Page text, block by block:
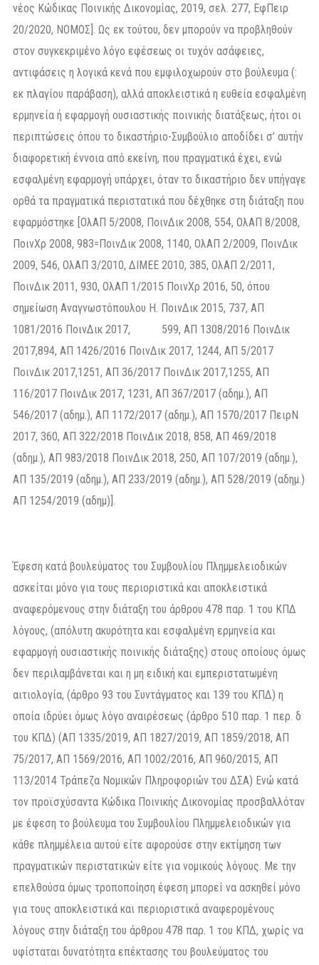
νέος Κώδικας Ποινικής Δικονομίας, 2019, σελ. 277, ΕφΠειρ
20/2020, ΝΟΜΟΣ]. Ως εκ τούτου, δεν μπορούν να προβληθούν
στον συγκεκριμένο λόγο εφέσεως οι τυχόν ασάφειες,
αντιφάσεις η λογικά κενά που εμφιλοχωρούν στο βούλευμα (:
εκ πλαγίου παράβαση), αλλά αποκλειστικά η ευθεία εσφαλμένη
ερμηνεία ή εφαρμογή ουσιαστικής ποινικής διατάξεως, ήτοι οι
περιπτώσεις όπου το δικαστήριο-Συμβούλιο αποδίδει σ’ αυτήν
διαφορετική έννοια από εκείνη, που πραγματικά έχει, ενώ
εσφαλμένη εφαρμογή υπάρχει, όταν το δικαστήριο δεν υπήγαγε
ορθά τα πραγματικά περιστατικά που δέχθηκε στη διάταξη που
εφαρμόστηκε [ΟλΑΠ 5/2008, ΠοινΔικ 2008, 554, ΟλΑΠ 8/2008,
ΠοινΧρ 2008, 983=ΠοινΔικ 2008, 1140, ΟλΑΠ 2/2009, ΠοινΔικ
2009, 546, ΟλΑΠ 3/2010, ΔΙMEE 2010, 385, ΟλΑΠ 2/2011,
ΠοινΔικ 2011, 930, ΟλΑΠ 1/2015 ΠοινΧρ 2016, 50, όπου
σημείωση Αναγνωστόπουλου Η. ΠοινΔικ 2015, 737, ΑΠ
1081/2016 ΠοινΔικ 2017, 599, ΑΠ 1308/2016 ΠοινΔικ
2017,894, ΑΠ 1426/2016 ΠοινΔικ 2017, 1244, ΑΠ 5/2017
ΠοινΔικ 2017,1251, ΑΠ 36/2017 ΠοινΔικ 2017,1255, ΑΠ
116/2017 ΠοινΔικ 2017, 1231, ΑΠ 367/2017 (αδημ.), ΑΠ
546/2017 (αδημ.), ΑΠ 1172/2017 (αδημ.), ΑΠ 1570/2017 ΠειρΝ
2017, 360, ΑΠ 322/2018 ΠοινΔικ 2018, 858, ΑΠ 469/2018
(αδημ.), ΑΠ 983/2018 ΠοινΔικ 2018, 250, ΑΠ 107/2019 (αδημ.),
ΑΠ 135/2019 (αδημ.), ΑΠ 233/2019 (αδημ.), ΑΠ 528/2019 (αδημ.)
ΑΠ 1254/2019 (αδημ)].
Έφεση κατά βουλεύματος του Συμβουλίου Πλημμελειοδικών
ασκείται μόνο για τους περιοριστικά και αποκλειστικά
αναφερόμενους στην διάταξη του άρθρου 478 παρ. 1 του ΚΠΔ
λόγους, (απόλυτη ακυρότητα και εσφαλμένη ερμηνεία και
εφαρμογή ουσιαστικής ποινικής διάταξης) στους οποίους όμως
δεν περιλαμβάνεται και η μη ειδική και εμπεριστατωμένη
αιτιολογία, (άρθρο 93 του Συντάγματος και 139 του ΚΠΔ) η
οποία ιδρύει όμως λόγο αναιρέσεως (άρθρο 510 παρ. 1 περ. δ
του ΚΠΔ) (ΑΠ 1335/2019, ΑΠ 1827/2019, ΑΠ 1859/2018, ΑΠ
75/2017, ΑΠ 1569/2016, ΑΠ 1002/2016, ΑΠ 960/2015, ΑΠ
113/2014 Τράπεζα Νομικών Πληροφοριών του ΔΣΑ) Ενώ κατά
τον προϊσχύσαντα Κώδικα Ποινικής Δικονομίας προσβαλλόταν
με έφεση το βούλευμα του Συμβουλίου Πλημμελειοδικών για
κάθε πλημμέλεια αυτού είτε αφορούσε στην εκτίμηση των
πραγματικών περιστατικών είτε για νομικούς λόγους. Με την
επελθούσα όμως τροποποίηση έφεση μπορεί να ασκηθεί μόνο
για τους αποκλειστικά και περιοριστικά αναφερομένους
λόγους στην διάταξη του άρθρου 478 παρ. 1 του ΚΠΔ, χωρίς να
υφίσταται δυνατότητα επέκτασης του βουλεύματος του